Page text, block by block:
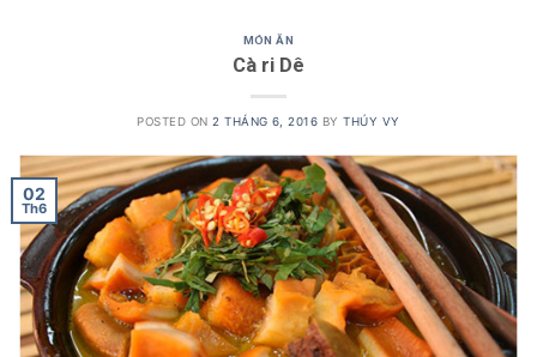
MÓN ĂN
Cà ri Dê
POSTED ON2 THÁNG 6, 2016 BYTHÚY VY
02
Th6